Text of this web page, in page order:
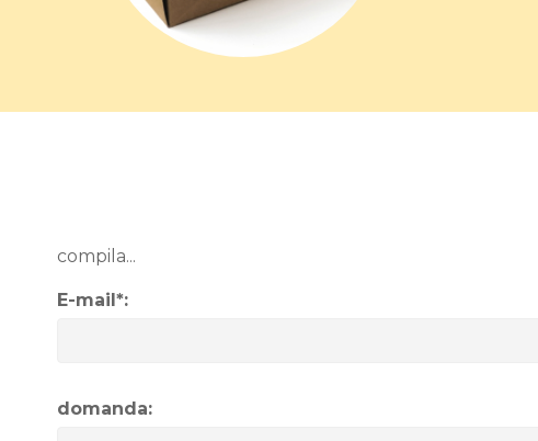
compila...
E-mail*:
domanda: